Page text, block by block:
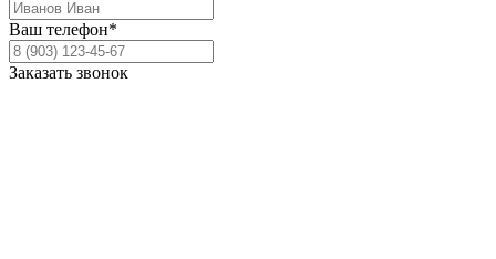
Ваш телефон*
Заказать звонок